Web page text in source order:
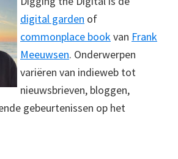
digital garden of
commonplace bookvan Frank
Meeuwsen. Onderwerpen
variëren van indieweb tot
nieuwsbrieven, bloggen,
gebeurtenissen op het